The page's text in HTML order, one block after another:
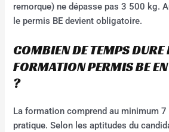
remorque) ne dépasse pas 3 500 kg.
le permis BE devient obligatoire.
COMBIEN DE TEMPS DURE
FORMATION PERMIS BE
?
La formation comprend au minimum
pratique. Selon les aptitudes du